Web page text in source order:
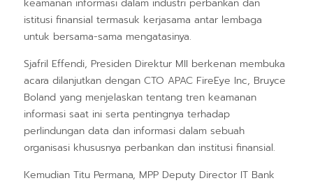
istitusi finansial termasuk kerjasama antar lembaga
untuk bersama-sama mengatasinya.
Sjafril Effendi, Presiden Direktur MII berkenan membuka
acara dilanjutkan dengan CTO APAC FireEye Inc, Bruyce
Boland yang menjelaskan tentang tren keamanan
informasi saat ini serta pentingnya terhadap
perlindungan data dan informasi dalam sebuah
organisasi khususnya perbankan dan institusi finansial.
Kemudian Titu Permana, MPP Deputy Director IT Bank